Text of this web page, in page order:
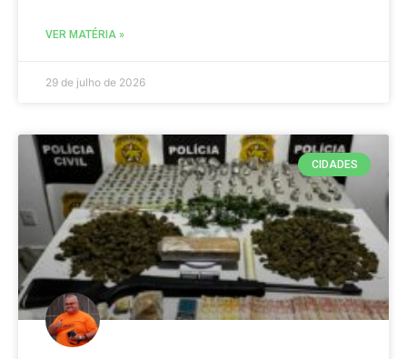
VER MATÉRIA »
29 de julho de 2026
CIDADES